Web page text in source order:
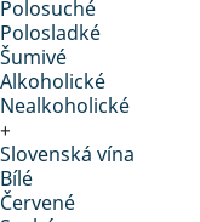
Polosuché
Polosladké
Šumivé
Alkoholické
Nealkoholické
+
Slovenská vína
Bílé
Červené